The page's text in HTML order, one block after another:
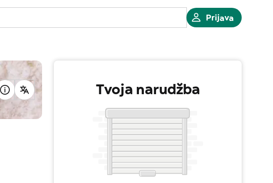
Prijava
Tvoja narudžba